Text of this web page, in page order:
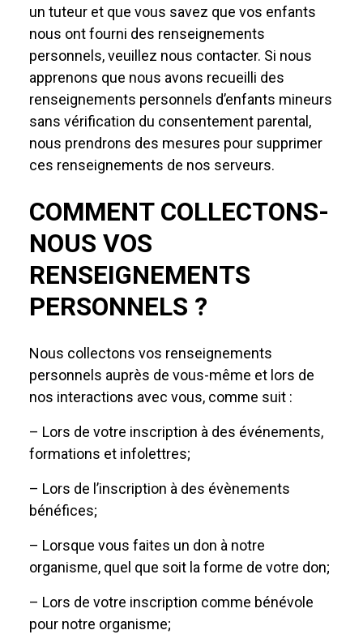
un tuteur et que vous savez que vos enfants
nous ont fourni des renseignements
personnels, veuillez nous contacter. Si nous
apprenons que nous avons recueilli des
renseignements personnels d’enfants mineurs
sans vérification du consentement parental,
nous prendrons des mesures pour supprimer
ces renseignements de nos serveurs.
COMMENT COLLECTONS-
NOUS VOS
RENSEIGNEMENTS
PERSONNELS ?
Nous collectons vos renseignements
personnels auprès de vous-même et lors de
nos interactions avec vous, comme suit :
– Lors de votre inscription à des événements,
formations et infolettres;
– Lors de l’inscription à des évènements
bénéfices;
– Lorsque vous faites un don à notre
organisme, quel que soit la forme de votre don;
– Lors de votre inscription comme bénévole
pour notre organisme;